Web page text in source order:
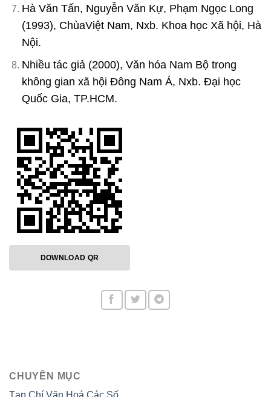
Hà Văn Tấn, Nguyễn Văn Kự, Phạm Ngọc Long
(1993), ChùaViệt Nam, Nxb. Khoa học Xã hội, Hà
Nội.
Nhiều tác giả (2000), Văn hóa Nam Bộ trong
không gian xã hội Đông Nam Á, Nxb. Đại học
Quốc Gia, TP.HCM.
DOWNLOAD QR
CHUYÊN MỤC